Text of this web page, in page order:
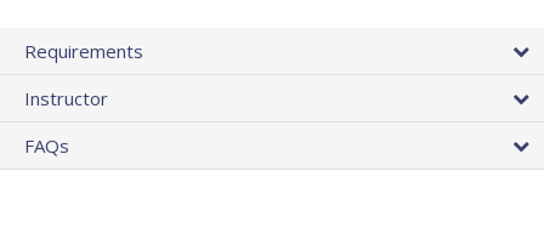
Requirements
Instructor
FAQs